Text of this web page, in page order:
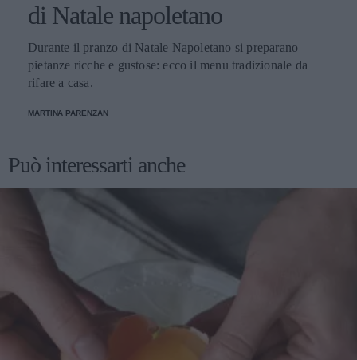
di Natale napoletano
Durante il pranzo di Natale Napoletano si preparano
pietanze ricche e gustose: ecco il menu tradizionale da
rifare a casa.
MARTINA PARENZAN
Può interessarti anche